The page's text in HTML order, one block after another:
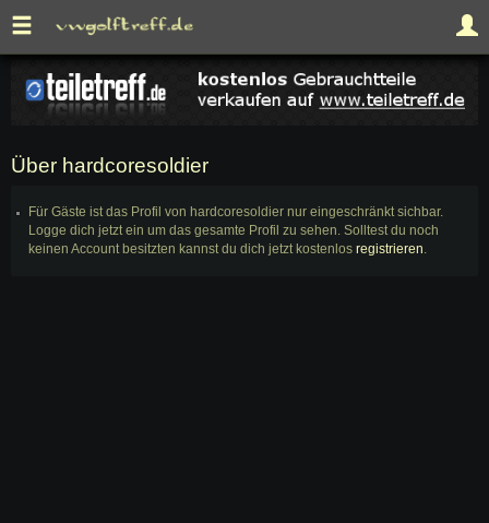
Über hardcoresoldier
Für Gäste ist das Profil von hardcoresoldier nur eingeschränkt sichbar.
Logge dich jetzt ein um das gesamte Profil zu sehen. Solltest du noch
keinen Account besitzten kannst du dich jetzt kostenlos registrieren.